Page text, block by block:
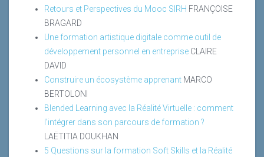
Retours et Perspectives du Mooc SIRH FRANÇOISE
BRAGARD
Une formation artistique digitale comme outil de
développement personnel en entreprise CLAIRE
DAVID
Construire un écosystème apprenant MARCO
BERTOLONI
Blended Learning avec la Réalité Virtuelle : comment
l’intégrer dans son parcours de formation ?
LAËTITIA DOUKHAN
5 Questions sur la formation Soft Skills et la Réalité